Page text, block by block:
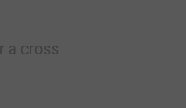
a cross